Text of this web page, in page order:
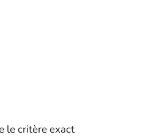
le critère exact